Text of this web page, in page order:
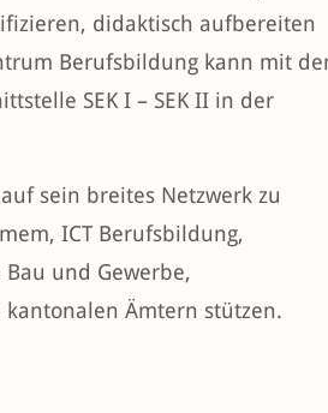
didaktisch aufbereiten
Berufsbildung kann mit
SEK I – SEK II in der
sein breites Netzwerk zu
ICT Berufsbildung,
und Gewerbe,
Ämtern stützen.